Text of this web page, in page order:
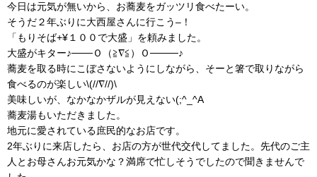
今日は元気が無いから、お蕎麦をガッツリ食べたーい。
そうだ２年ぶりに大西屋さんに行こう–！
「もりそば+¥１００で大盛」を頼みました。
大盛がキター♪───Ｏ（≧∇≦）Ｏ────♪
蕎麦を取る時にこぼさないようにしながら、そーと箸で取りながら
食べるのが楽しい\(//∇//)\
美味しいが、なかなかザルが見えない(;^_^A
蕎麦湯もいただきました。
地元に愛されている庶民的なお店です。
2年ぶりに来店したら、お店の方が世代交代してました。先代のご主
人とお母さんお元気かな？満席で忙しそうでしたので聞きませんで